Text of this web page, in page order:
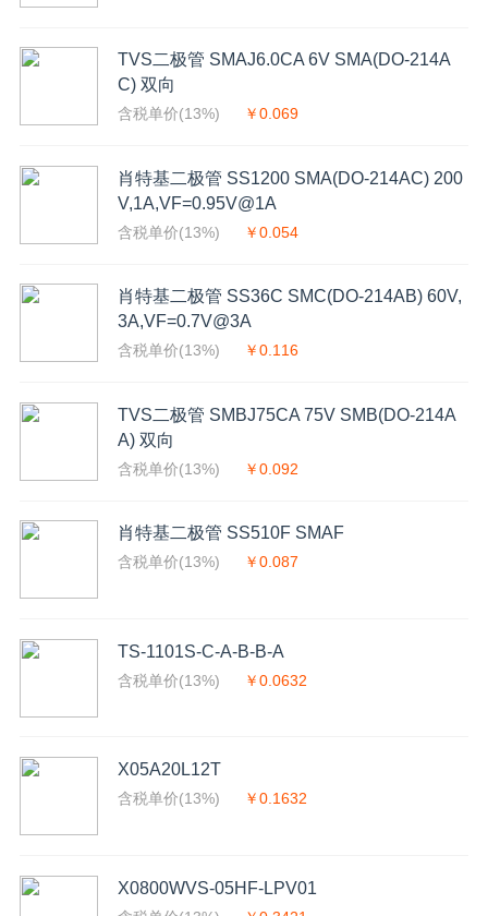
TVS二极管 SMAJ6.0CA 6V SMA(DO-214A
C) 双向
含税单价(13%) ￥0.069
肖特基二极管 SS1200 SMA(DO-214AC) 200
V,1A,VF=0.95V@1A
含税单价(13%) ￥0.054
肖特基二极管 SS36C SMC(DO-214AB) 60V,
3A,VF=0.7V@3A
含税单价(13%) ￥0.116
TVS二极管 SMBJ75CA 75V SMB(DO-214A
A) 双向
含税单价(13%) ￥0.092
肖特基二极管 SS510F SMAF
含税单价(13%) ￥0.087
TS-1101S-C-A-B-B-A
含税单价(13%) ￥0.0632
X05A20L12T
含税单价(13%) ￥0.1632
X0800WVS-05HF-LPV01